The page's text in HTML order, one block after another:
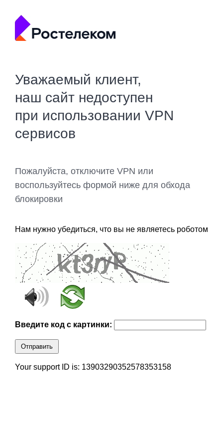
Уважаемый клиент,
наш сайт недоступен
при использовании VPN
сервисов
Пожалуйста, отключите VPN или
воспользуйтесь формой ниже для обхода
блокировки
Нам нужно убедиться, что вы не являетесь роботом
Введите код с картинки:
Отправить
Your support ID is: 13903290352578353158